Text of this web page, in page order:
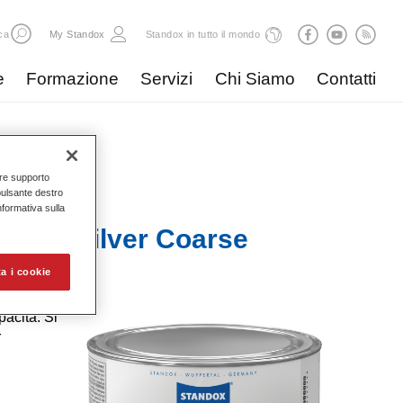
My Standox Standox in tutto il mondo
Formazione Servizi Chi Siamo Contatti
Silver Coarse
Si
supporto
destro
sulla
i cookie